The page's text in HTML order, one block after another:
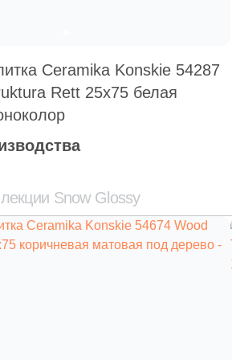
Ceramika Konskie 54287
Rett 25x75 белая
Snow Glossy